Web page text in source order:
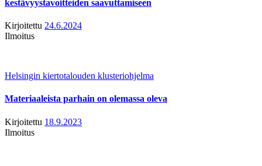
kestävyystavoitteiden saavuttamiseen
Kirjoitettu 24.6.2024
Ilmoitus
Helsingin kiertotalouden klusteriohjelma
Materiaaleista parhain on olemassa oleva
Kirjoitettu 18.9.2023
Ilmoitus